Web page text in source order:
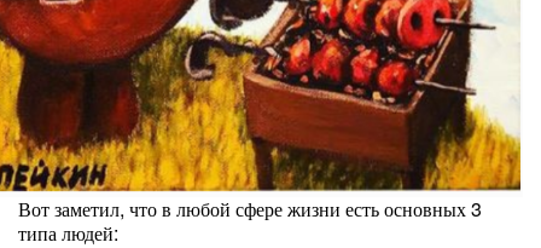
Вот заметил, что в любой сфере жизни есть основных 3
типа людей: